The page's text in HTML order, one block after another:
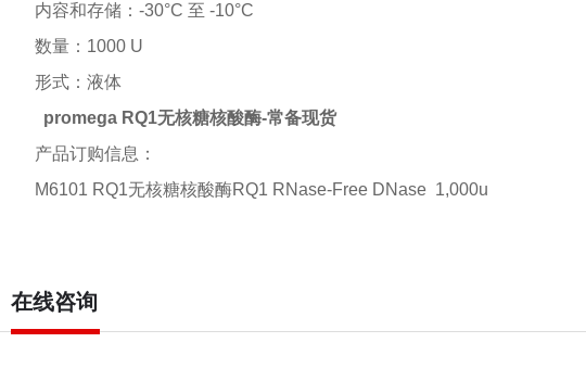
内容和存储： -30°C 至 -10°C
数量： 1000 U
形式： 液体
promega RQ1无核糖核酸酶-常备现货
产品订购信息：
M6101 RQ1无核糖核酸酶RQ1 RNase-Free DNase 1,000u
在线咨询